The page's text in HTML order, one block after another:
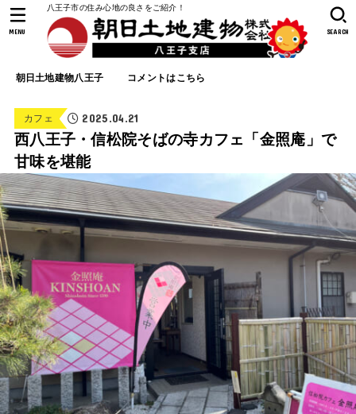
八王子市の住み心地の良さをご紹介！
朝日土地建物八王子 コメントはこちら
SEARCH
MENU
カフェ 2025.04.21
西八王子・信松院そばの寺カフェ「金照庵」で
甘味を堪能